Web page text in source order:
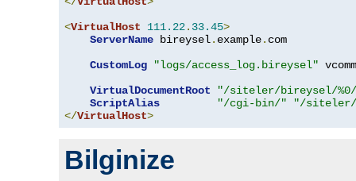
<VirtualHost 111.22. 33.45>
ServerName bireysel. example. com
CustomLog
"logs/access_log.bireysel"
VirtualDocumentRoot
"/siteler/bireysel/
ScriptAlias
"/cgi-bin/"
"/
</VirtualHost>
Bilginize